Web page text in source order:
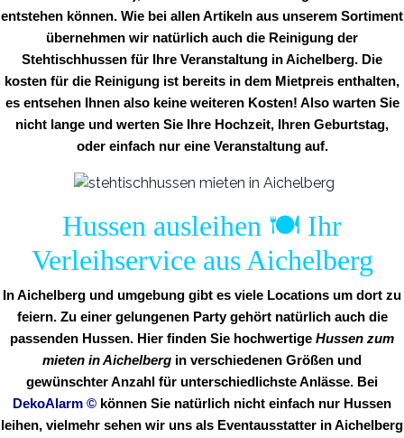
entstehen können. Wie bei allen Artikeln aus unserem Sortiment
übernehmen wir natürlich auch die Reinigung der
Stehtischhussen für Ihre Veranstaltung in Aichelberg. Die
kosten für die Reinigung ist bereits in dem Mietpreis enthalten,
es entsehen Ihnen also keine weiteren Kosten! Also warten Sie
nicht lange und werten Sie Ihre Hochzeit, Ihren Geburtstag,
oder einfach nur eine Veranstaltung auf.
Hussen ausleihen 🍽️ Ihr
Verleihservice aus Aichelberg
In Aichelberg und umgebung gibt es viele Locations um dort zu
feiern. Zu einer gelungenen Party gehört natürlich auch die
passenden Hussen. Hier finden Sie hochwertige Hussen zum
mieten in Aichelberg in verschiedenen Größen und
gewünschter Anzahl für unterschiedlichste Anlässe. Bei
DekoAlarm © können Sie natürlich nicht einfach nur Hussen
leihen, vielmehr sehen wir uns als Eventausstatter in Aichelberg